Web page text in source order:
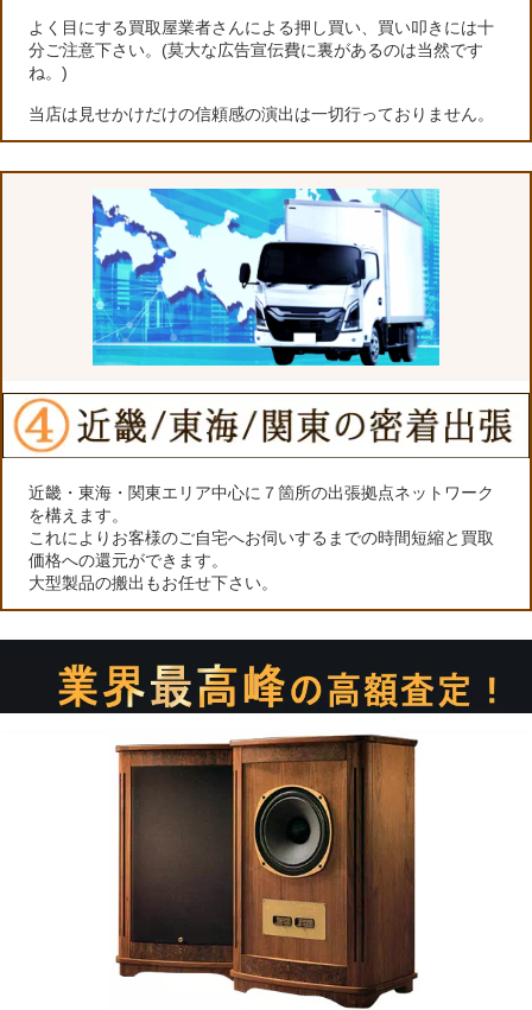
よく目にする買取屋業者さんによる押し買い、買い叩きには十
分ご注意下さい。(莫大な広告宣伝費に裏があるのは当然です
ね。)
当店は見せかけだけの信頼感の演出は一切行っておりません。
近畿・東海・関東エリア中心に７箇所の出張拠点ネットワーク
を構えます。
これによりお客様のご自宅へお伺いするまでの時間短縮と買取
価格への還元ができます。
大型製品の搬出もお任せ下さい。